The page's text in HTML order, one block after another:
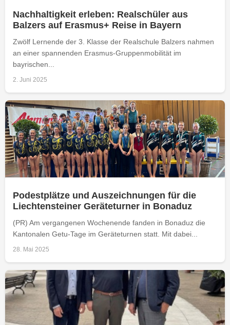
Nachhaltigkeit erleben: Realschüler aus
Balzers auf Erasmus+ Reise in Bayern
Zwölf Lernende der 3. Klasse der Realschule Balzers nahmen
an einer spannenden Erasmus-Gruppenmobilität im
bayrischen...
2. Juni 2025
Podestplätze und Auszeichnungen für die
Liechtensteiner Geräteturner in Bonaduz
(PR) Am vergangenen Wochenende fanden in Bonaduz die
Kantonalen Getu-Tage im Geräteturnen statt. Mit dabei...
28. Mai 2025